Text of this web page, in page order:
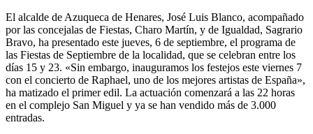
El alcalde de Azuqueca de Henares, José Luis Blanco, acompañado
por las concejalas de Fiestas, Charo Martín, y de Igualdad, Sagrario
Bravo, ha presentado este jueves, 6 de septiembre, el programa de
las Fiestas de Septiembre de la localidad, que se celebran entre los
días 15 y 23. «Sin embargo, inauguramos los festejos este viernes 7
con el concierto de Raphael, uno de los mejores artistas de España»,
ha matizado el primer edil. La actuación comenzará a las 22 horas
en el complejo San Miguel y ya se han vendido más de 3.000
entradas.